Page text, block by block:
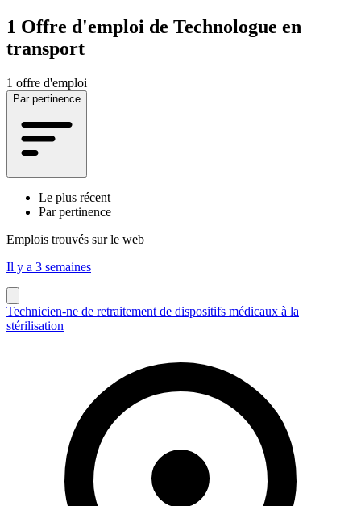
1 Offre d'emploi de Technologue en
transport
1 offre d'emploi
Par pertinence
Le plus récent
Par pertinence
Emplois trouvés sur le web
Il y a 3 semaines
Technicien-ne de retraitement de dispositifs médicaux à la
stérilisation